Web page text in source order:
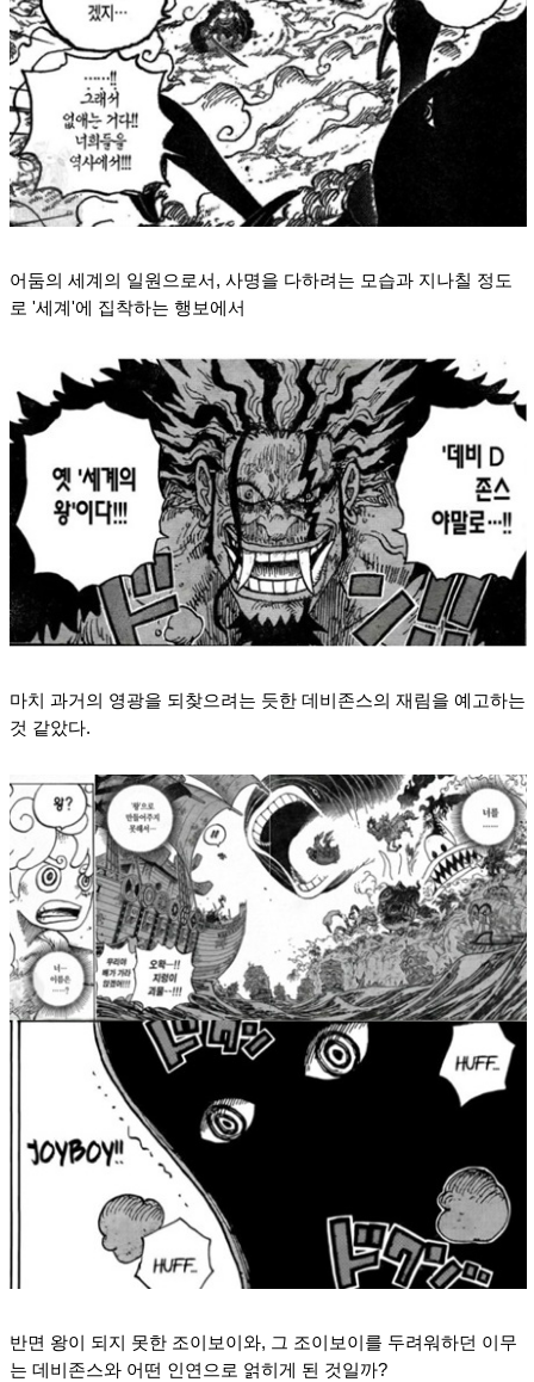
어둠의 세계의 일원으로서, 사명을 다하려는 모습과 지나칠 정도
로 '세계'에 집착하는 행보에서
마치 과거의 영광을 되찾으려는 듯한 데비존스의 재림을 예고하는
것 같았다.
반면 왕이 되지 못한 조이보이와, 그 조이보이를 두려워하던 이무
는 데비존스와 어떤 인연으로 얽히게 된 것일까?